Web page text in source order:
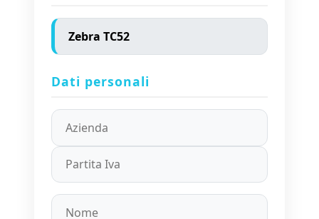
Dati personali